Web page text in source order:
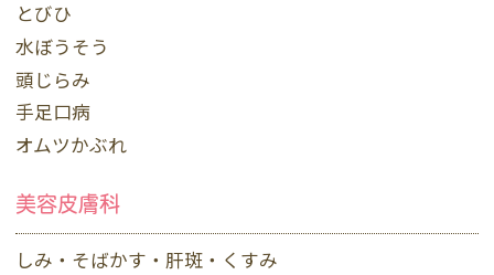
とびひ
水ぼうそう
頭じらみ
手足口病
オムツかぶれ
美容皮膚科
しみ・そばかす・肝斑・くすみ